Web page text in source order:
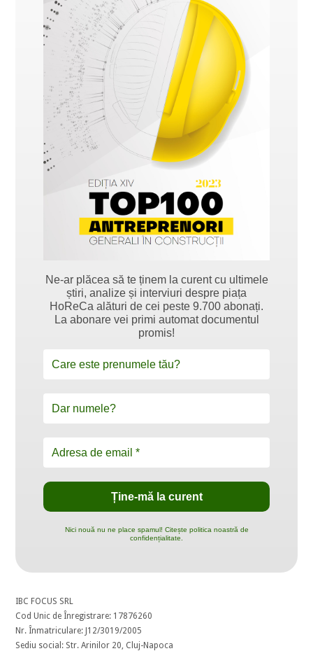
Ne-ar plăcea să te ținem la curent cu ultimele
știri, analize și interviuri despre piața
HoReCa alături de cei peste 9.700 abonați.
La abonare vei primi automat documentul
promis!
Nici nouă nu ne place spamul! Citește politica noastră de
confidențialitate.
IBC FOCUS SRL
Cod Unic de Înregistrare: 17876260
Nr. Înmatriculare: J12/3019/2005
Sediu social: Str. Arinilor 20, Cluj-Napoca